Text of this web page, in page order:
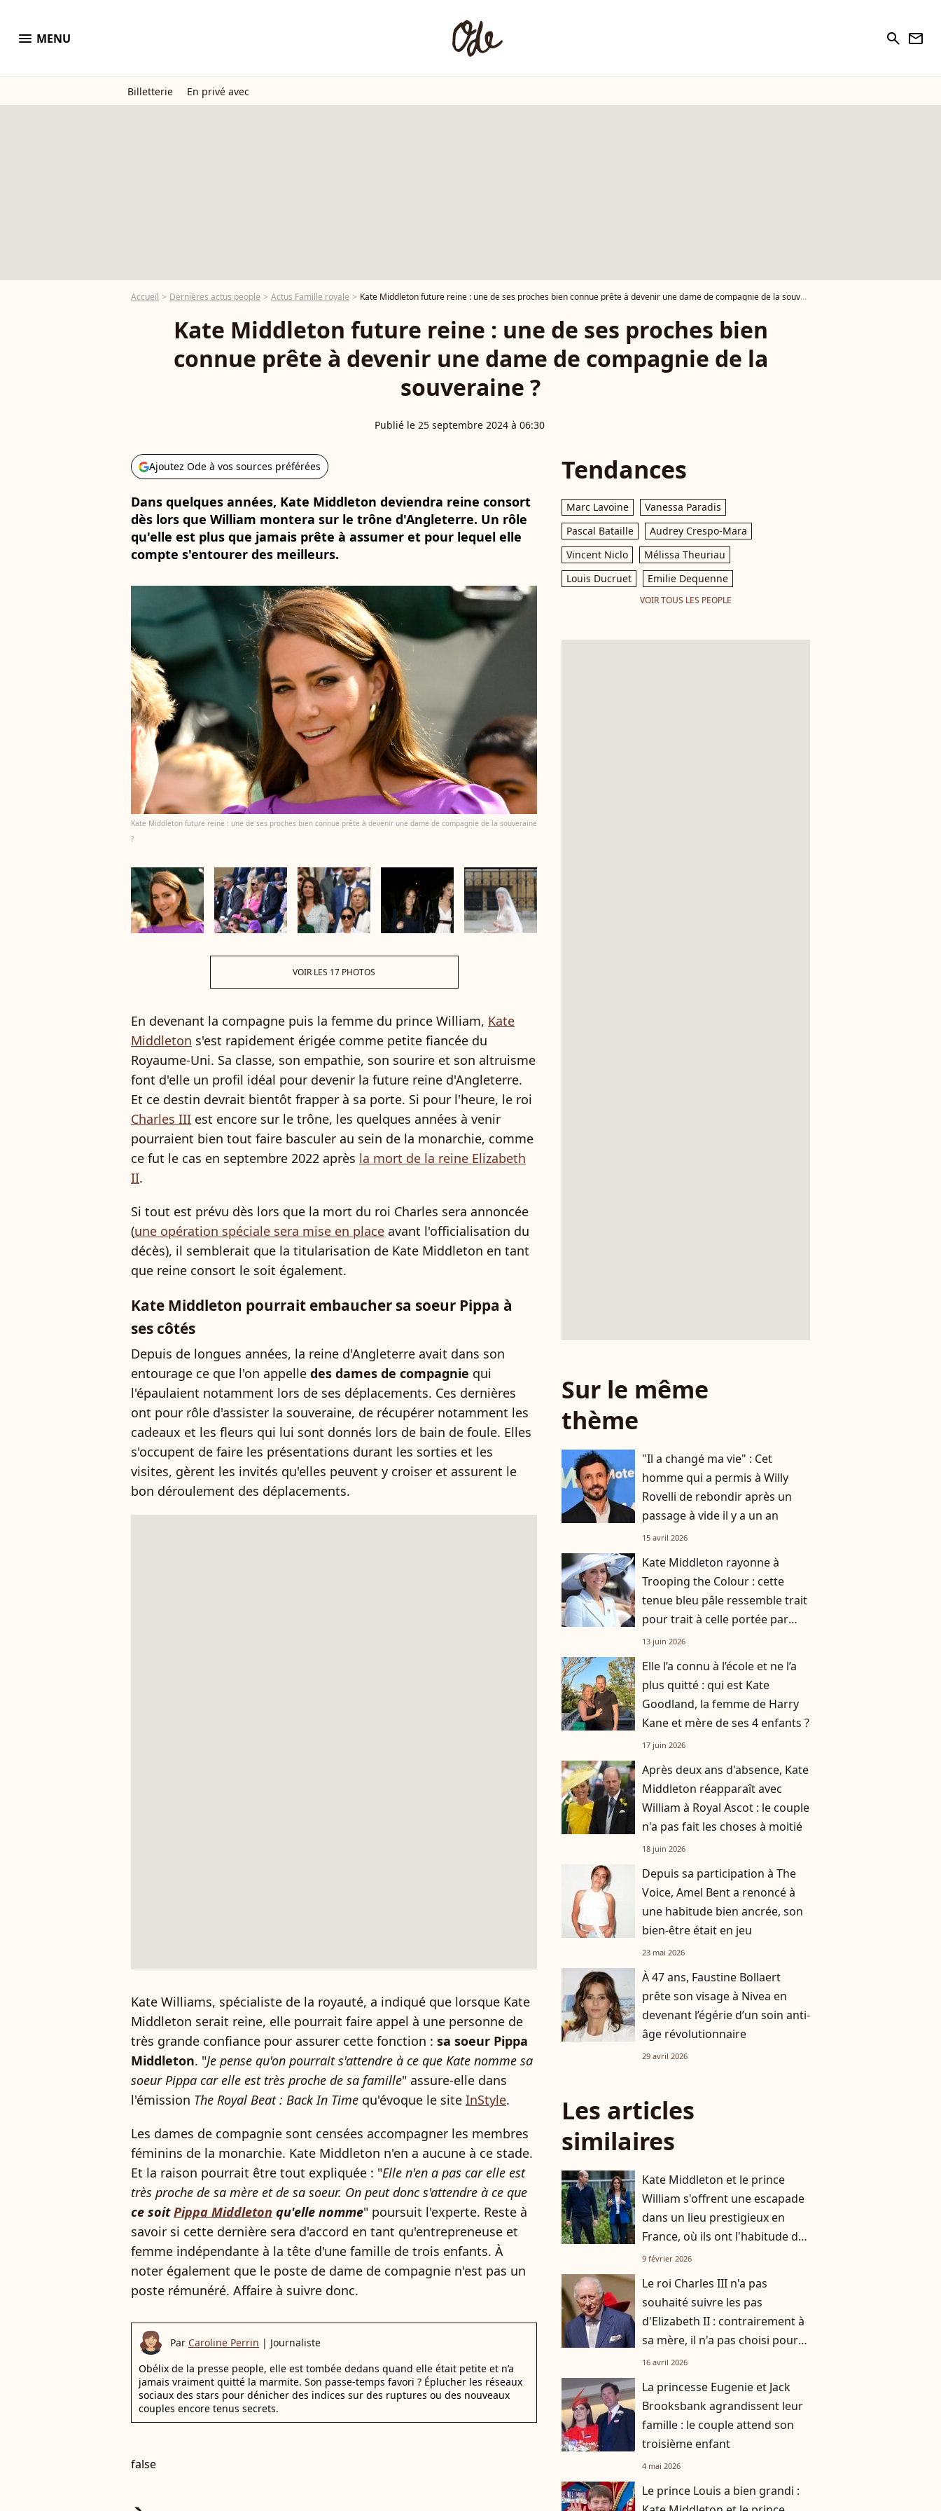
menu MENU search newsletter
Billetterie En privé avec
Accueil Dernières actus people Actus Famille royale Kate Middleton future reine : une de ses proches bien connue prête à devenir une dame de compagnie de la souveraine ?
Kate Middleton future reine : une de ses proches bien
connue prête à devenir une dame de compagnie de la
souveraine ?
Publié le 25 septembre 2024 à 06:30
Ajoutez Ode à vos sources préférées
Dans quelques années, Kate Middleton deviendra reine consort
dès lors que William montera sur le trône d'Angleterre. Un rôle
qu'elle est plus que jamais prête à assumer et pour lequel elle
compte s'entourer des meilleurs.
Kate Middleton future reine : une de ses proches bien connue prête à devenir une dame de compagnie de la souveraine
?
VOIR LES 17 PHOTOS
En devenant la compagne puis la femme du prince William, Kate
Middleton s'est rapidement érigée comme petite fiancée du
Royaume-Uni. Sa classe, son empathie, son sourire et son altruisme
font d'elle un profil idéal pour devenir la future reine d'Angleterre.
Et ce destin devrait bientôt frapper à sa porte. Si pour l'heure, le roi
Charles III est encore sur le trône, les quelques années à venir
pourraient bien tout faire basculer au sein de la monarchie, comme
ce fut le cas en septembre 2022 après la mort de la reine Elizabeth
II.
Si tout est prévu dès lors que la mort du roi Charles sera annoncée
(une opération spéciale sera mise en place avant l'officialisation du
décès), il semblerait que la titularisation de Kate Middleton en tant
que reine consort le soit également.
Kate Middleton pourrait embaucher sa soeur Pippa à
ses côtés
Depuis de longues années, la reine d'Angleterre avait dans son
entourage ce que l'on appelle des dames de compagnie qui
l'épaulaient notamment lors de ses déplacements. Ces dernières
ont pour rôle d'assister la souveraine, de récupérer notamment les
cadeaux et les fleurs qui lui sont donnés lors de bain de foule. Elles
s'occupent de faire les présentations durant les sorties et les
visites, gèrent les invités qu'elles peuvent y croiser et assurent le
bon déroulement des déplacements.
Kate Williams, spécialiste de la royauté, a indiqué que lorsque Kate
Middleton serait reine, elle pourrait faire appel à une personne de
très grande confiance pour assurer cette fonction : sa soeur Pippa
Middleton. "Je pense qu'on pourrait s'attendre à ce que Kate nomme sa
soeur Pippa car elle est très proche de sa famille" assure-elle dans
l'émission The Royal Beat : Back In Time qu'évoque le site InStyle.
Les dames de compagnie sont censées accompagner les membres
féminins de la monarchie. Kate Middleton n'en a aucune à ce stade.
Et la raison pourrait être tout expliquée : "Elle n'en a pas car elle est
très proche de sa mère et de sa soeur. On peut donc s'attendre à ce que
ce soitPippa Middleton qu'elle nomme" poursuit l'experte. Reste à
savoir si cette dernière sera d'accord en tant qu'entrepreneuse et
femme indépendante à la tête d'une famille de trois enfants. À
noter également que le poste de dame de compagnie n'est pas un
poste rémunéré. Affaire à suivre donc.
Par Caroline Perrin | Journaliste
Obélix de la presse people, elle est tombée dedans quand elle était petite et n’a
jamais vraiment quitté la marmite. Son passe-temps favori ? Éplucher les réseaux
sociaux des stars pour dénicher des indices sur des ruptures ou des nouveaux
couples encore tenus secrets.
false
Tendances
Marc Lavoine
Vanessa Paradis
Pascal Bataille
Audrey Crespo-Mara
Vincent Niclo
Mélissa Theuriau
Louis Ducruet
Emilie Dequenne
VOIR TOUS LES PEOPLE
Sur le même
thème
"Il a changé ma vie" : Cet
homme qui a permis à Willy
Rovelli de rebondir après un
passage à vide il y a un an
15 avril 2026
Kate Middleton rayonne à
Trooping the Colour : cette
tenue bleu pâle ressemble trait
pour trait à celle portée par
Lady Diana il y a près de 40 ans
13 juin 2026
Elle l’a connu à l’école et ne l’a
plus quitté : qui est Kate
Goodland, la femme de Harry
Kane et mère de ses 4 enfants ?
17 juin 2026
Après deux ans d'absence, Kate
Middleton réapparaît avec
William à Royal Ascot : le couple
n'a pas fait les choses à moitié
18 juin 2026
Depuis sa participation à The
Voice, Amel Bent a renoncé à
une habitude bien ancrée, son
bien-être était en jeu
23 mai 2026
À 47 ans, Faustine Bollaert
prête son visage à Nivea en
devenant l’égérie d’un soin anti-
âge révolutionnaire
29 avril 2026
Les articles
similaires
Kate Middleton et le prince
William s'offrent une escapade
dans un lieu prestigieux en
France, où ils ont l'habitude de
se rendre avec leurs trois
9 février 2026
Le roi Charles III n'a pas
souhaité suivre les pas
d'Elizabeth II : contrairement à
sa mère, il n'a pas choisi pour
résidence ce monument de la
16 avril 2026
La princesse Eugenie et Jack
Brooksbank agrandissent leur
famille : le couple attend son
troisième enfant
4 mai 2026
Le prince Louis a bien grandi :